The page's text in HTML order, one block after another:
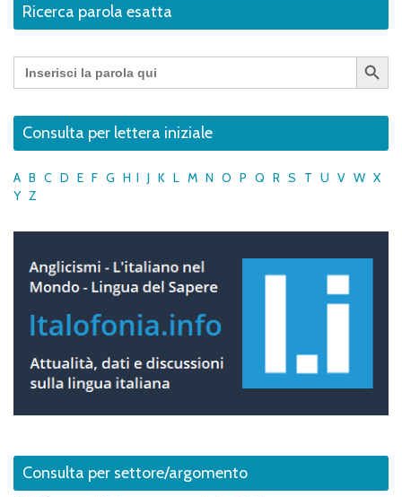
Ricerca parola esatta
Search
for:
Search Button
Consulta per lettera iniziale
A B C D E F G H I J K L M N O P Q R S T U V W X
Y Z
Consulta per settore/argomento